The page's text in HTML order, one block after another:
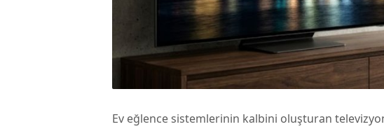
Ev eğlence sistemlerinin kalbini oluşturan